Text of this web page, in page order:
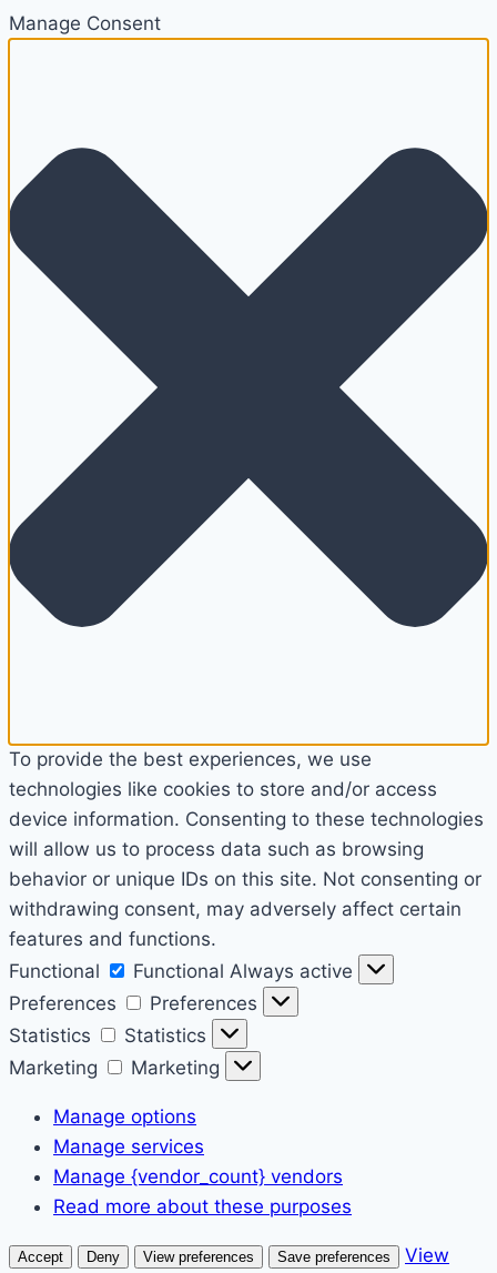
Manage Consent
To provide the best experiences, we use
technologies like cookies to store and/or access
device information. Consenting to these technologies
will allow us to process data such as browsing
behavior or unique IDs on this site. Not consenting or
withdrawing consent, may adversely affect certain
features and functions.
Functional
Functional Always active
Preferences
Preferences
Statistics
Statistics
Marketing
Marketing
Manage options
Manage services
Manage {vendor_count} vendors
Read more about these purposes
Accept Deny View preferences Save preferences
View